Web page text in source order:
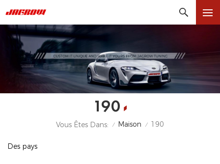
190
Vous Êtes Dans: / Maison / 190
Des pays